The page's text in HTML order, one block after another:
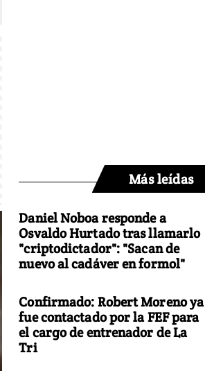
Más leídas
Daniel Noboa responde a
Osvaldo Hurtado tras llamarlo
"criptodictador": "Sacan de
nuevo al cadáver en formol"
Confirmado: Robert Moreno ya
fue contactado por la FEF para
el cargo de entrenador de La
Tri